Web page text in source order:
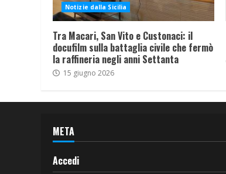
Notizie dalla Sicilia
Tra Macari, San Vito e Custonaci: il
docufilm sulla battaglia civile che fermò
la raffineria negli anni Settanta
15 giugno 2026
META
Accedi